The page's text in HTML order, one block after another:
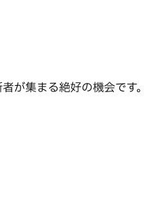
が集まる絶好の機会です。